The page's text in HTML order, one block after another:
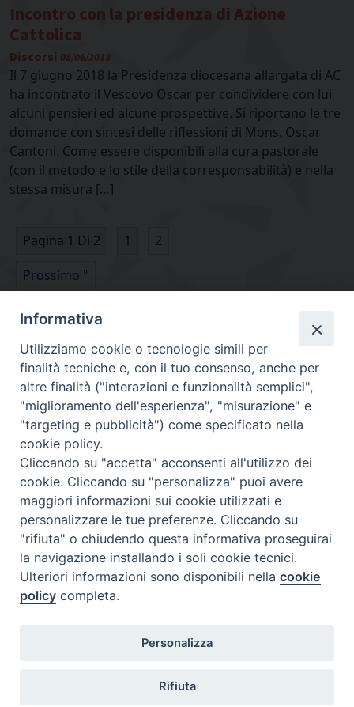
Incontro con la presidenza di Azione
Cattolica
Discorsi 08/06/2018
Il 7 giugno 2018 la Presidenza diocesana allargata di AC
ha incontrato il Vescovo Oscar per condividere con lui
alcuni pensieri ed alcune prospettive. Si riportano le tre
domande con sintesi delle riflessioni di Mons. Oscar
Cantoni. Come essere disponibili alla cura pastorale
(con il metodo e lo stile della corresponsabilità) e nella
stessa misura […]
Pagina 1 Di 2 1
2
Prossimo "
Diocesi
di Como
Diocesi di Como | piazza Grimoldi, 5
Riproduzione solo con permesso.
Iscriviti alla Newsletter
Informativa
Utilizziamo cookie o tecnologie simili per
finalità tecniche e, con il tuo consenso, anche per
altre finalità ("interazioni e funzionalità semplici",
"miglioramento dell'esperienza", "misurazione" e
"targeting e pubblicità") come specificato nella
cookie policy.
Cliccando su "accetta" acconsenti all'utilizzo dei
cookie. Cliccando su "personalizza" puoi avere
maggiori informazioni sui cookie utilizzati e
personalizzare le tue preferenze. Cliccando su
"rifiuta" o chiudendo questa informativa proseguirai
la navigazione installando i soli cookie tecnici.
Ulteriori informazioni sono disponibili nellacookie
policy completa.
Personalizza
Rifiuta